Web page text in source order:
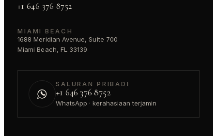
+1 646 376 8752
MIAMI BEACH
1688 Meridian Avenue, Suite 700
Miami Beach, FL 33139
SALURAN PRIBADI
+1 646 376 8752
WhatsApp · kerahasiaan terjamin